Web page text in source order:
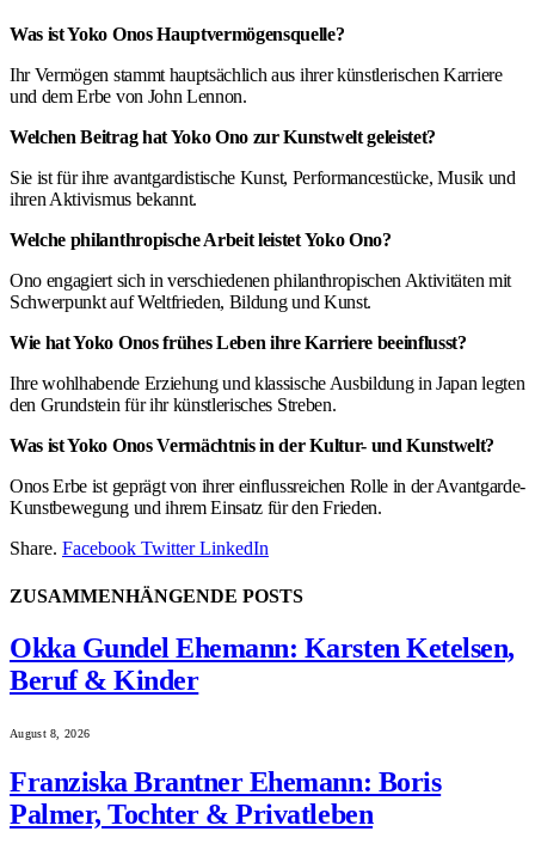
Was ist Yoko Onos Hauptvermögensquelle?
Ihr Vermögen stammt hauptsächlich aus ihrer künstlerischen Karriere
und dem Erbe von John Lennon.
Welchen Beitrag hat Yoko Ono zur Kunstwelt geleistet?
Sie ist für ihre avantgardistische Kunst, Performancestücke, Musik und
ihren Aktivismus bekannt.
Welche philanthropische Arbeit leistet Yoko Ono?
Ono engagiert sich in verschiedenen philanthropischen Aktivitäten mit
Schwerpunkt auf Weltfrieden, Bildung und Kunst.
Wie hat Yoko Onos frühes Leben ihre Karriere beeinflusst?
Ihre wohlhabende Erziehung und klassische Ausbildung in Japan legten
den Grundstein für ihr künstlerisches Streben.
Was ist Yoko Onos Vermächtnis in der Kultur- und Kunstwelt?
Onos Erbe ist geprägt von ihrer einflussreichen Rolle in der Avantgarde-
Kunstbewegung und ihrem Einsatz für den Frieden.
Share. Facebook Twitter LinkedIn
ZUSAMMENHÄNGENDE POSTS
Okka Gundel Ehemann: Karsten Ketelsen,
Beruf & Kinder
August 8, 2026
Franziska Brantner Ehemann: Boris
Palmer, Tochter & Privatleben